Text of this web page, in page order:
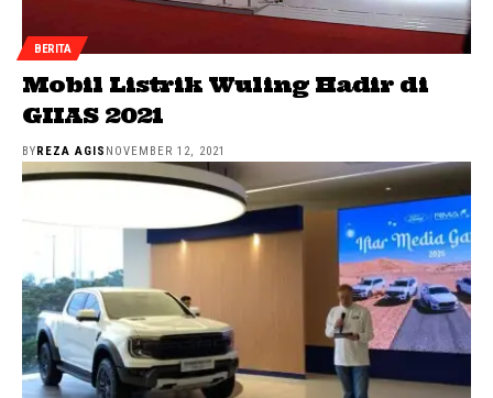
BERITA
Mobil Listrik Wuling Hadir di
GIIAS 2021
BY REZA AGIS NOVEMBER 12, 2021